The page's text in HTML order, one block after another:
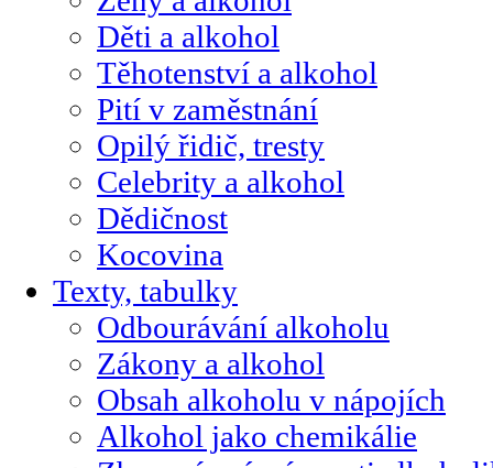
Děti a alkohol
Těhotenství a alkohol
Pití v zaměstnání
Opilý řidič, tresty
Celebrity a alkohol
Dědičnost
Kocovina
Texty, tabulky
Odbourávání alkoholu
Zákony a alkohol
Obsah alkoholu v nápojích
Alkohol jako chemikálie